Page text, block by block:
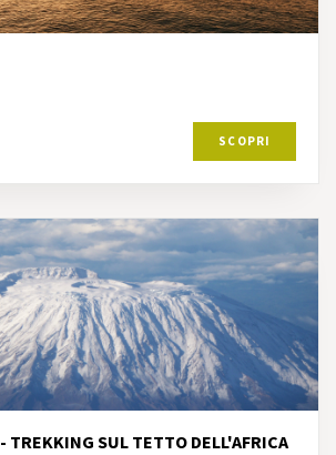
SCOPRI
TREKKING SUL TETTO DELL'AFRICA